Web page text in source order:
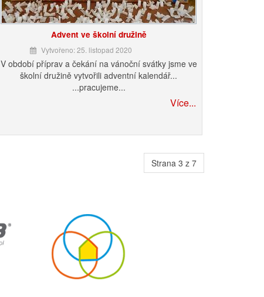
Advent ve školní družině
Vytvořeno: 25. listopad 2020
V období příprav a čekání na vánoční svátky jsme ve
školní družině vytvořili adventní kalendář...
...pracujeme...
Více...
Strana 3 z 7